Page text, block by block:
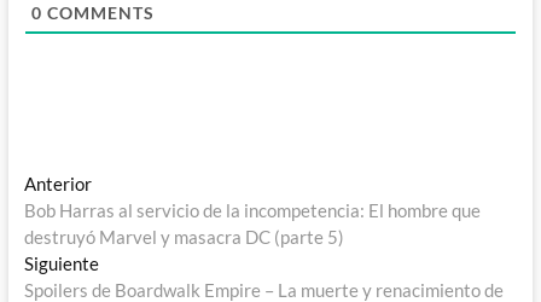
0 COMMENTS
Navegación
de
entradas
AnteriorEntrada
anterior:
Bob Harras al servicio de la incompetencia: El hombre que
destruyó Marvel y masacra DC (parte 5)
SiguienteEntrada
siguiente:
Spoilers de Boardwalk Empire – La muerte y renacimiento de